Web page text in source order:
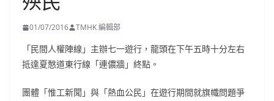
01/07/2016 TMHK 編輯部
「民間人權陣線」主辦七一遊行，龍頭在下午五時十分左右
抵達夏慤道東行線「連儂牆」終點。
團體「惟工新聞」與「熱血公民」在遊行期間就旗幟問題爭